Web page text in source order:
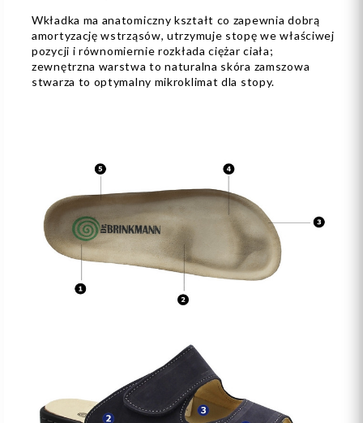
Wkładka ma anatomiczny kształt co zapewnia dobrą
amortyzację wstrząsów, utrzymuje stopę we właściwej
pozycji i równomiernie rozkłada ciężar ciała;
zewnętrzna warstwa to naturalna skóra zamszowa
stwarza to optymalny mikroklimat dla stopy.